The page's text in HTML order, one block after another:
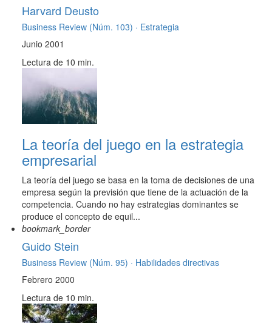
Harvard Deusto
Business Review (Núm. 103) · Estrategia
Junio 2001
Lectura de 10 min.
La teoría del juego en la estrategia
empresarial
La teoría del juego se basa en la toma de decisiones de una
empresa según la previsión que tiene de la actuación de la
competencia. Cuando no hay estrategias dominantes se
produce el concepto de equil...
bookmark_border
Guido Stein
Business Review (Núm. 95) · Habilidades directivas
Febrero 2000
Lectura de 10 min.